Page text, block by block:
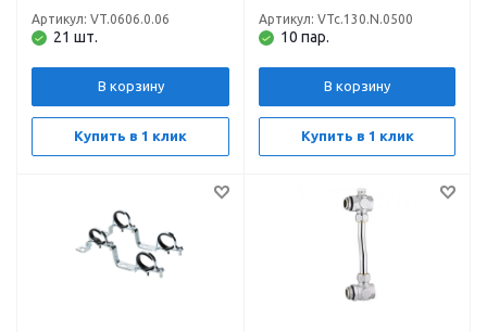
VALTEC
21 шт.
Артикул: VT.0606.0.06
В корзину
Купить в 1 клик
10 пар.
Артикул: VTc.130.N.0500
В корзину
Купить в 1 клик